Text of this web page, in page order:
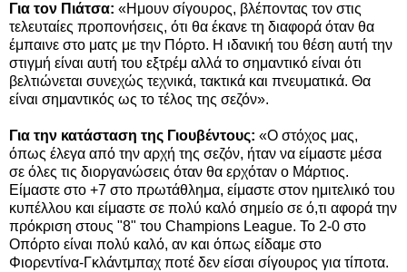
Για τον Πιάτσα: «Ημουν σίγουρος, βλέποντας τον στις
τελευταίες προπονήσεις, ότι θα έκανε τη διαφορά όταν θα
έμπαινε στο ματς με την Πόρτο. Η ιδανική του θέση αυτή την
στιγμή είναι αυτή του εξτρέμ αλλά το σημαντικό είναι ότι
βελτιώνεται συνεχώς τεχνικά, τακτικά και πνευματικά. Θα
είναι σημαντικός ως το τέλος της σεζόν».
Για την κατάσταση της Γιουβέντους: «Ο στόχος μας,
όπως έλεγα από την αρχή της σεζόν, ήταν να είμαστε μέσα
σε όλες τις διοργανώσεις όταν θα ερχόταν ο Μάρτιος.
Είμαστε στο +7 στο πρωτάθλημα, είμαστε στον ημιτελικό του
κυπέλλου και είμαστε σε πολύ καλό σημείο σε ό,τι αφορά την
πρόκριση στους "8" του Champions League. Το 2-0 στο
Οπόρτο είναι πολύ καλό, αν και όπως είδαμε στο
Φιορεντίνα-Γκλάντμπαχ ποτέ δεν είσαι σίγουρος για τίποτα.